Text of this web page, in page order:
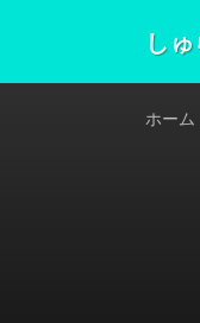
し
ホーム